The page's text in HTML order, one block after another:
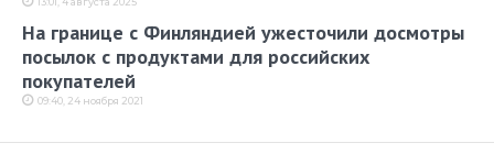
На границе с Финляндией ужесточили досмотры
посылок с продуктами для российских
покупателей
09:40, 24 ноября 2021